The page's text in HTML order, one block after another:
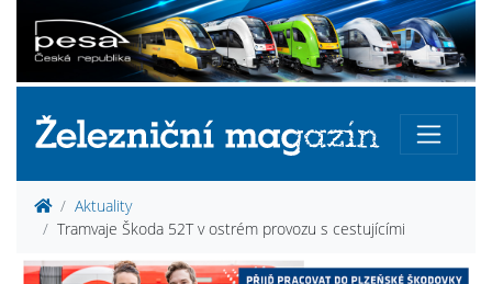
Aktuality
Tramvaje Škoda 52T v ostrém provozu s cestujícími